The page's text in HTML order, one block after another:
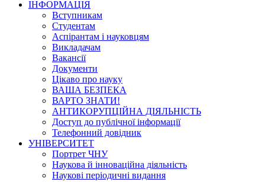
ІНФОРМАЦІЯ
Вступникам
Студентам
Аспірантам і науковцям
Викладачам
Вакансії
Документи
Цікаво про науку
ВАША БЕЗПЕКА
ВАРТО ЗНАТИ!
АНТИКОРУПЦІЙНА ДІЯЛЬНІСТЬ
Доступ до публічної інформації
Телефонний довідник
УНІВЕРСИТЕТ
Портрет ЧНУ
Наукова й інноваційна діяльність
Наукові періодичні видання